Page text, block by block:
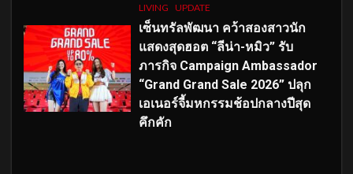
LIVING UPDATE
เซ็นทรัลพัฒนา คว้าสองสาวนัก
แสดงสุดฮอต “ลีน่า-หมิว” รับ
ภารกิจ Campaign Ambassador
“Grand Grand Sale 2026” ปลุก
เอเนอร์จี้มหกรรมช้อปกลางปีสุด
คึกคัก